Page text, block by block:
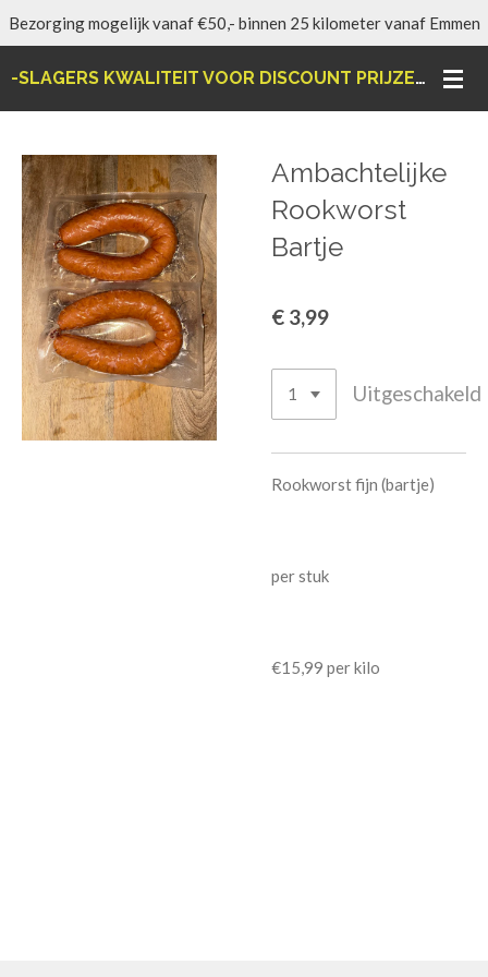
Ga
naar
de
-SLAGERS KWALITEIT VOOR DISCOUNT PRIJZEN-
Bezorging mogelijk vanaf €50,- binnen 25 kilometer vanaf Emmen
Ambachtelijke
Rookworst
Bartje
€ 3,99
Uitgeschakeld
Rookworst fijn (bartje)
per stuk
€15,99 per kilo